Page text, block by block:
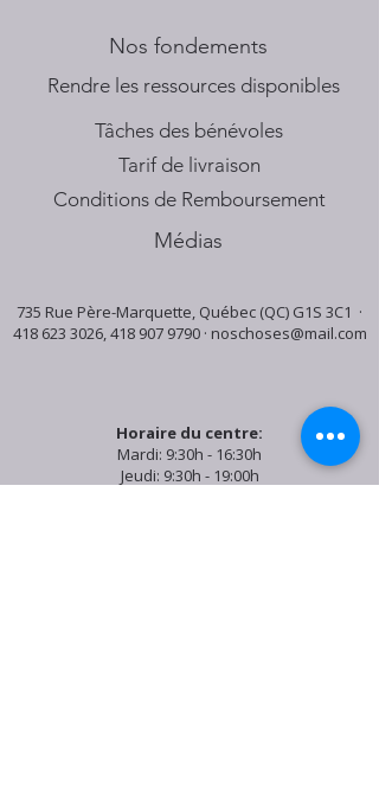
Nos fondements
​Rendre les ressources disponibles
Tâches des bénévoles
Tarif de livraison
Conditions de Remboursement
Médias
735 Rue Père-Marquette, Québec (QC) G1S 3C1 ·
418 623 3026,418 907 9790· noschoses@mail.com
Horaire du centre:
Mardi: 9:30h - 16:30h
Jeudi: 9:30h - 19:00h